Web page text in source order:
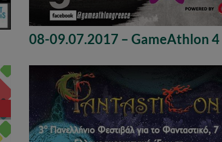
08-09.07.2017 – GameAthlon 4